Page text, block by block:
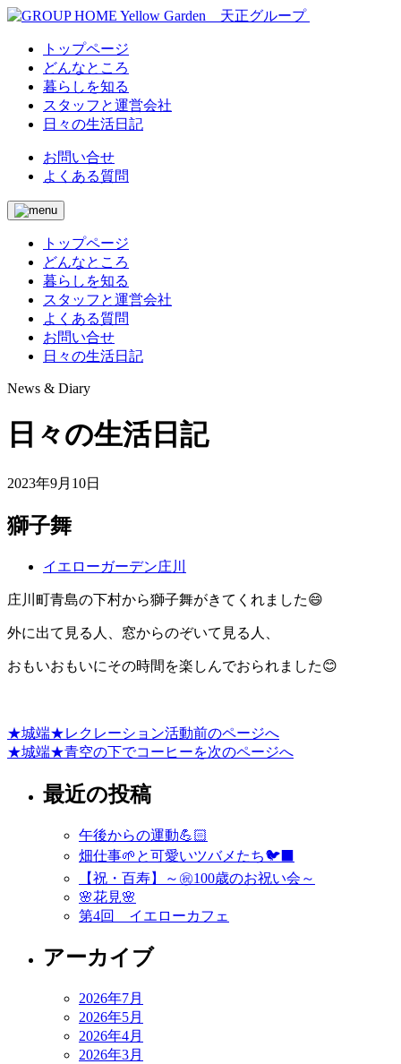
トップページ
どんなところ
暮らしを知る
スタッフと運営会社
日々の生活日記
お問い合せ
よくある質問
トップページ
どんなところ
暮らしを知る
スタッフと運営会社
よくある質問
お問い合せ
日々の生活日記
News & Diary
日々の生活日記
2023年9月10日
獅子舞
イエローガーデン庄川
庄川町青島の下村から獅子舞がきてくれました😄
外に出て見る人、窓からのぞいて見る人、
おもいおもいにその時間を楽しんでおられました😊
投
稿
★城端★レクレーション活動前のページへ
★城端★青空の下でコーヒーを次のページへ
最近の投稿
午後からの運動💪🏻
畑仕事🌱と可愛いツバメたち🐦‍⬛
【祝・百寿】～㊗️100歳のお祝い会～
🌸花見🌸
第4回 イエローカフェ
アーカイブ
2026年7月
2026年5月
2026年4月
2026年3月